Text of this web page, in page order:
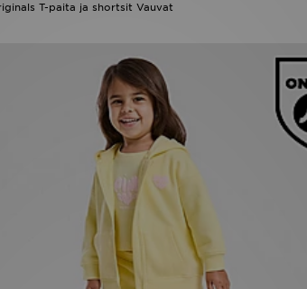
T-paita ja shortsit Vauvat